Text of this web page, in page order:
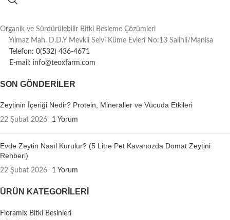
Organik ve Sürdürülebilir Bitki Besleme Çözümleri
Yılmaz Mah. D.D.Y Mevkii Selvi Küme Evleri No:13 Salihli/Manisa
Telefon: 0(532) 436-4671
E-mail: info@teoxfarm.com
SON GÖNDERILER
Zeytinin İçeriği Nedir? Protein, Mineraller ve Vücuda Etkileri
22 Şubat 2026 1 Yorum
Evde Zeytin Nasıl Kurulur? (5 Litre Pet Kavanozda Domat Zeytini
Rehberi)
22 Şubat 2026 1 Yorum
ÜRÜN KATEGORILERI
Floramix Bitki Besinleri